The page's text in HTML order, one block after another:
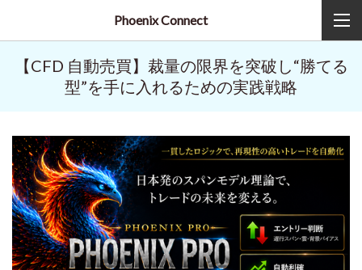
Phoenix Connect
【CFD 自動売買】裁量の限界を突破し“勝てる
型”を手に入れるための実践戦略